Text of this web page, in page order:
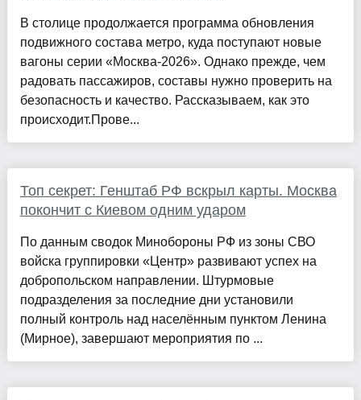
В столице продолжается программа обновления
подвижного состава метро, куда поступают новые
вагоны серии «Москва-2026». Однако прежде, чем
радовать пассажиров, составы нужно проверить на
безопасность и качество. Рассказываем, как это
происходит.Прове...
Топ секрет: Генштаб РФ вскрыл карты. Москва
покончит с Киевом одним ударом
По данным сводок Минобороны РФ из зоны СВО
войска группировки «Центр» развивают успех на
добропольском направлении. Штурмовые
подразделения за последние дни установили
полный контроль над населённым пунктом Ленина
(Мирное), завершают мероприятия по ...